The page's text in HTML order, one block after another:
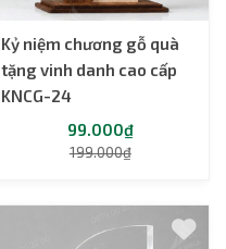
Kỷ niệm chương gỗ quà
tặng vinh danh cao cấp
KNCG-24
99.000₫
199.000₫